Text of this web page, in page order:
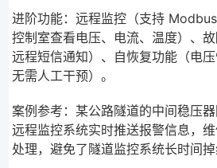
进阶功能：远程监控（支持
控制室查看电压、电流、温度）、
远程短信通知）、自恢复功能（电压
无需人工干预）。
案例参考：某公路隧道的中间稳压
远程监控系统实时推送报警信息，
处理，避免了隧道监控系统长时间掉